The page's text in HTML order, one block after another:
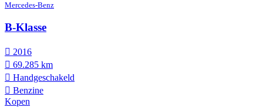
Mercedes-Benz
B-Klasse
2016
69.285 km
Hand­geschakeld
Benzine
Kopen